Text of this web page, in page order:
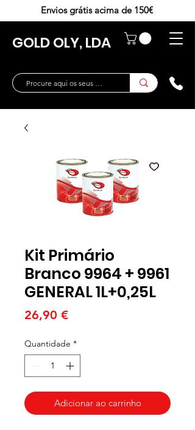
GOLD OLY, LDA
Envios grátis acima de 150€
Kit Primário
Branco 9964 + 9961
GENERAL 1L+0,25L
26,90 €Preço
Quantidade *
Adicionar ao carrinho